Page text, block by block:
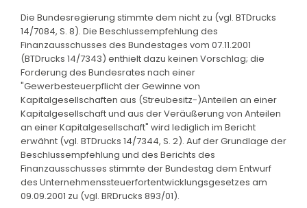
Die Bundesregierung stimmte dem nicht zu (vgl. BTDrucks
14/7084, S. 8). Die Beschlussempfehlung des
Finanzausschusses des Bundestages vom 07.11.2001
(BTDrucks 14/7343) enthielt dazu keinen Vorschlag; die
Forderung des Bundesrates nach einer
"Gewerbesteuerpflicht der Gewinne von
Kapitalgesellschaften aus (Streubesitz-)Anteilen an einer
Kapitalgesellschaft und aus der Veräußerung von Anteilen
an einer Kapitalgesellschaft" wird lediglich im Bericht
erwähnt (vgl. BTDrucks 14/7344, S. 2). Auf der Grundlage der
Beschlussempfehlung und des Berichts des
Finanzausschusses stimmte der Bundestag dem Entwurf
des Unternehmenssteuerfortentwicklungsgesetzes am
09.09.2001 zu (vgl. BRDrucks 893/01).